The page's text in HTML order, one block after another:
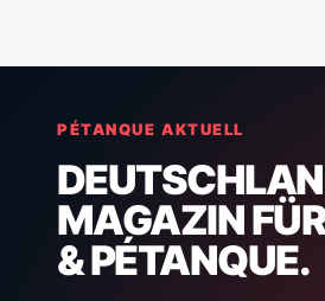
PÉTANQUE AKTUELL
MAGAZIN
& PÉTANQUE.